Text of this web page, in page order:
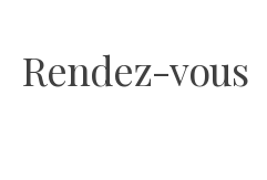
Rendez-vous